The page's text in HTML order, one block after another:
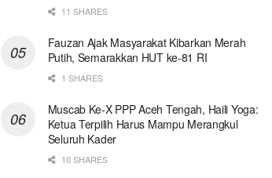
11 SHARES
Fauzan Ajak Masyarakat Kibarkan Merah
Putih, Semarakkan HUT ke-81 RI
1 SHARES
Muscab Ke-X PPP Aceh Tengah, Haili Yoga:
Ketua Terpilih Harus Mampu Merangkul
Seluruh Kader
10 SHARES